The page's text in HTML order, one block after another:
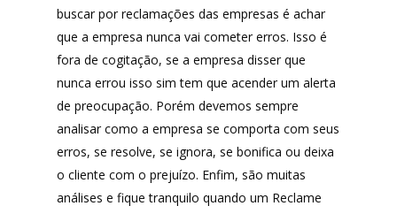
buscar por reclamações das empresas é achar
que a empresa nunca vai cometer erros. Isso é
fora de cogitação, se a empresa disser que
nunca errou isso sim tem que acender um alerta
de preocupação. Porém devemos sempre
analisar como a empresa se comporta com seus
erros, se resolve, se ignora, se bonifica ou deixa
o cliente com o prejuízo. Enfim, são muitas
análises e fique tranquilo quando um Reclame